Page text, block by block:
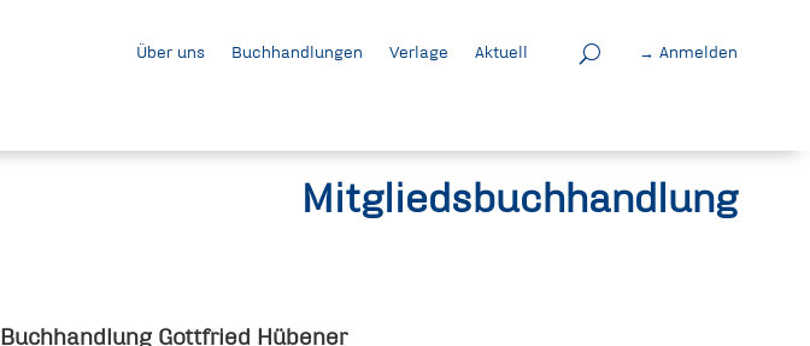
Über uns Buchhandlungen Verlage Aktuell → Anmelden
Mitgliedsbuchhandlung
Buchhandlung Gottfried Hübener